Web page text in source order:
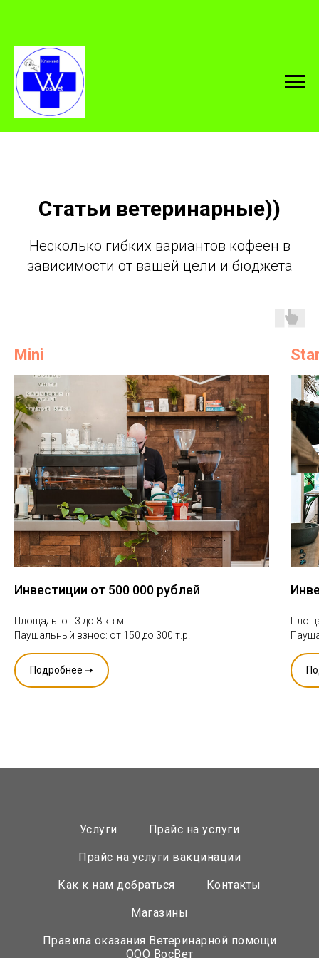
Статьи ветеринарные))
Несколько гибких вариантов кофеен в
зависимости от вашей цели и бюджета
Mini
Инвестиции от 500 000 рублей
Площадь: от 3 до 8 кв.м
Паушальный взнос: от 150 до 300 т.р.
Подробнее ➝
Услуги Прайс на услуги
Прайс на услуги вакцинации
Как к нам добраться Контакты
Магазины
Правила оказания Ветеринарной помощи
ООО ВосВет